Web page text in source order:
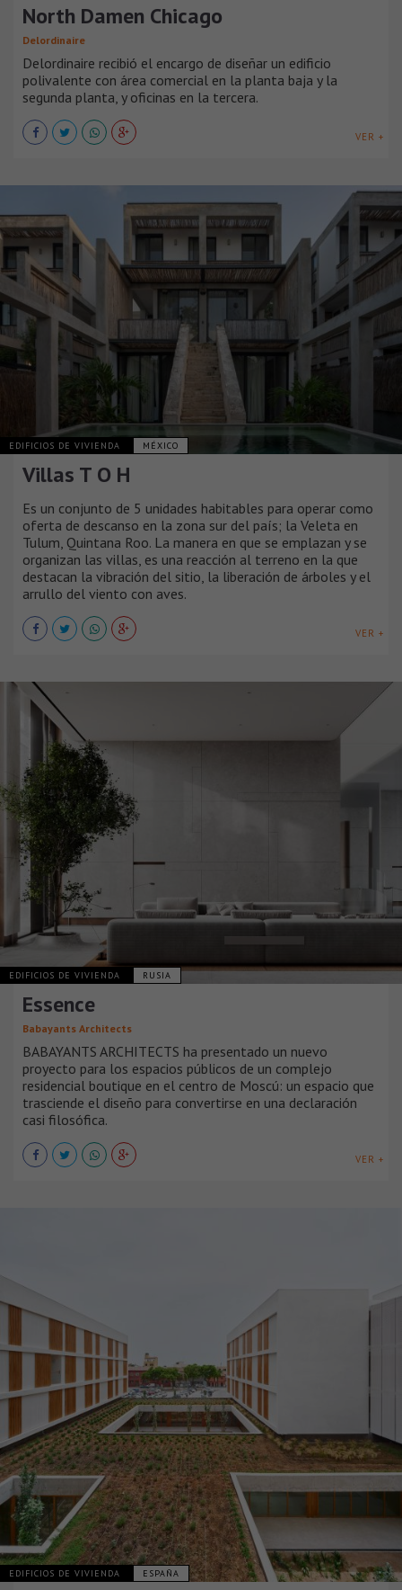
North Damen Chicago
Delordinaire
Delordinaire recibió el encargo de diseñar un edificio
polivalente con área comercial en la planta baja y la
segunda planta, y oficinas en la tercera.
VER +
EDIFICIOS DE VIVIENDA MÉXICO
Villas T O H
Es un conjunto de 5 unidades habitables para operar como
oferta de descanso en la zona sur del país; la Veleta en
Tulum, Quintana Roo. La manera en que se emplazan y se
organizan las villas, es una reacción al terreno en la que
destacan la vibración del sitio, la liberación de árboles y el
arrullo del viento con aves.
VER +
EDIFICIOS DE VIVIENDA RUSIA
Essence
Babayants Architects
BABAYANTS ARCHITECTS ha presentado un nuevo
proyecto para los espacios públicos de un complejo
residencial boutique en el centro de Moscú: un espacio que
trasciende el diseño para convertirse en una declaración
casi filosófica.
VER +
EDIFICIOS DE VIVIENDA ESPAÑA